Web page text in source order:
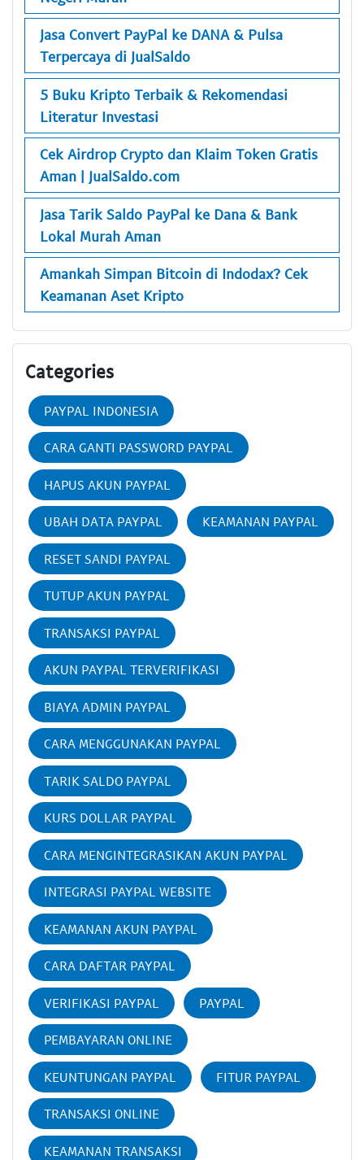
Jasa Convert PayPal ke DANA & Pulsa
Terpercaya di JualSaldo
5 Buku Kripto Terbaik & Rekomendasi
Literatur Investasi
Cek Airdrop Crypto dan Klaim Token Gratis
Aman | JualSaldo.com
Jasa Tarik Saldo PayPal ke Dana & Bank
Lokal Murah Aman
Amankah Simpan Bitcoin di Indodax? Cek
Keamanan Aset Kripto
Categories
PAYPAL INDONESIA
CARA GANTI PASSWORD PAYPAL
HAPUS AKUN PAYPAL
UBAH DATA PAYPAL KEAMANAN PAYPAL
RESET SANDI PAYPAL
TUTUP AKUN PAYPAL
TRANSAKSI PAYPAL
AKUN PAYPAL TERVERIFIKASI
BIAYA ADMIN PAYPAL
CARA MENGGUNAKAN PAYPAL
TARIK SALDO PAYPAL
KURS DOLLAR PAYPAL
CARA MENGINTEGRASIKAN AKUN PAYPAL
INTEGRASI PAYPAL WEBSITE
KEAMANAN AKUN PAYPAL
CARA DAFTAR PAYPAL
VERIFIKASI PAYPAL PAYPAL
PEMBAYARAN ONLINE
KEUNTUNGAN PAYPAL FITUR PAYPAL
TRANSAKSI ONLINE
KEAMANAN TRANSAKSI